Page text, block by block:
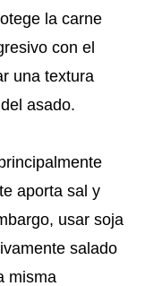
la carne
con el
una textura
asado.
aporta sal y
usar soja
salado
misma